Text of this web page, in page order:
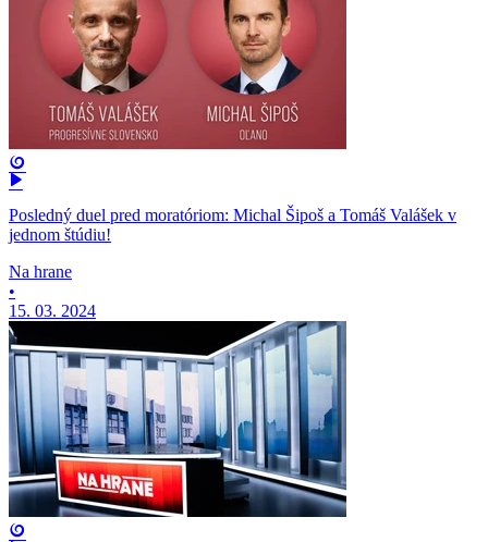
Posledný duel pred moratóriom: Michal Šipoš a Tomáš Valášek v
jednom štúdiu!
Na hrane
•
15. 03. 2024